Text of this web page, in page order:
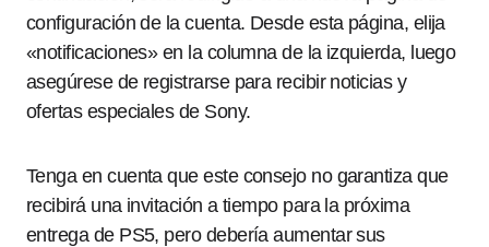
configuración de la cuenta. Desde esta página, elija
«notificaciones» en la columna de la izquierda, luego
asegúrese de registrarse para recibir noticias y
ofertas especiales de Sony.
Tenga en cuenta que este consejo no garantiza que
recibirá una invitación a tiempo para la próxima
entrega de PS5, pero debería aumentar sus